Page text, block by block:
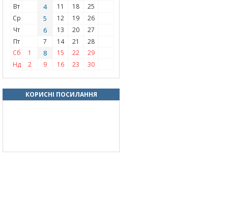
Вт
4 11 18
25
Ср
5 12 19
26
Чт
6 13 20
27
Пт
7 14 21
28
Сб
1 8 15 22
29
Нд
2 9 16 23 30
КОРИСНІ ПОСИЛАННЯ